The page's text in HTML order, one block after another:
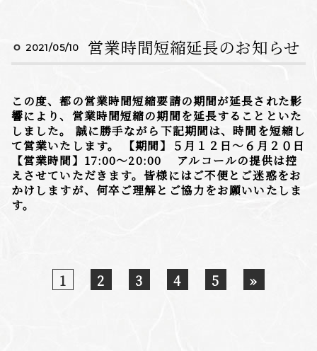
2021/05/10 営業時間短縮延長のお知らせ
この度、都の営業時間短縮要請の期間が延長された影
響により、営業時間短縮の期間を延長することといた
しました。 誠に勝手ながら下記期間は、時間を短縮し
て営業いたします。 【期間】５月１２日〜６月２０日
【営業時間】17:00〜20:00 アルコールの提供は控
えさせていただきます。皆様にはご不便とご迷惑をお
かけしますが、何卒ご理解とご協力をお願いいたしま
す。
1 2 3 4 5 »